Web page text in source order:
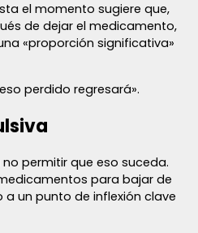
el momento sugiere que,
de dejar el medicamento,
«proporción significativa»
perdido regresará».
permitir que eso suceda.
para bajar de
un punto de inflexión clave